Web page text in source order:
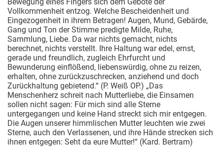
Vollkommenheit entzog. Welche Bescheidenheit und
Eingezogenheit in ihrem Betragen! Augen, Mund, Gebärde,
Gang und Ton der Stimme predigte Milde, Ruhe,
Sammlung, Liebe. Da war nichts gemacht, nichts
berechnet, nichts verstellt. Ihre Haltung war edel, ernst,
gerade und freundlich, zugleich Ehrfurcht und
Bewunderung einflößend, liebenswürdig, ohne zu reizen,
erhalten, ohne zurückzuschrecken, anziehend und doch
Zurückhaltung gebietend.“ (P. Weiß OP.) „Das
Menschenherz schreit nach Mutterliebe, die Einsamen
sollen nicht sagen: Für mich sind alle Sterne
untergegangen und keine Hand streckt sich mir entgegen.
Die Augen unserer himmlischen Mutter leuchten wie zwei
Sterne, auch den Verlassenen, und ihre Hände strecken sich
ihnen entgegen: Seht da eure Mutter!“ (Kard. Bertram)